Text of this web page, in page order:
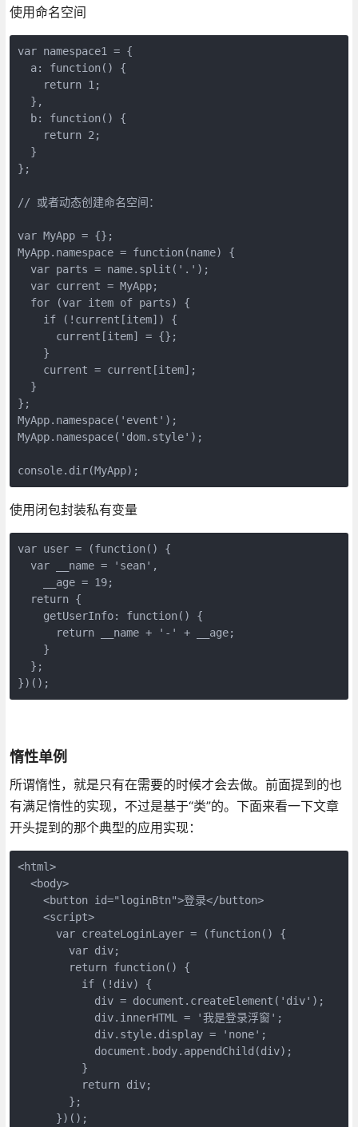
使用命名空间
var namespace1 = {
  a: function() {
    return 1;
  },
  b: function() {
    return 2;
  }
};
// 或者动态创建命名空间：
var MyApp = {};
MyApp.namespace = function(name) {
  var parts = name.split('.');
  var current = MyApp;
  for (var item of parts) {
    if (!current[item]) {
      current[item] = {};
    }
    current = current[item];
  }
};
MyApp.namespace('event');
MyApp.namespace('dom.style');
console.dir(MyApp);
使用闭包封装私有变量
var user = (function() {
  var __name = 'sean',
    __age = 19;
  return {
    getUserInfo: function() {
      return __name + '-' + __age;
    }
  };
})();
惰性单例
所谓惰性，就是只有在需要的时候才会去做。前面提到的也
有满足惰性的实现，不过是基于“类”的。下面来看一下文章
开头提到的那个典型的应用实现：
<html>
  <body>
    <button id="loginBtn">登录</button>
    <script>
      var createLoginLayer = (function() {
        var div;
        return function() {
          if (!div) {
            div = document.createElement('div');
            div.innerHTML = '我是登录浮窗';
            div.style.display = 'none';
            document.body.appendChild(div);
          }
          return div;
        };
      })();